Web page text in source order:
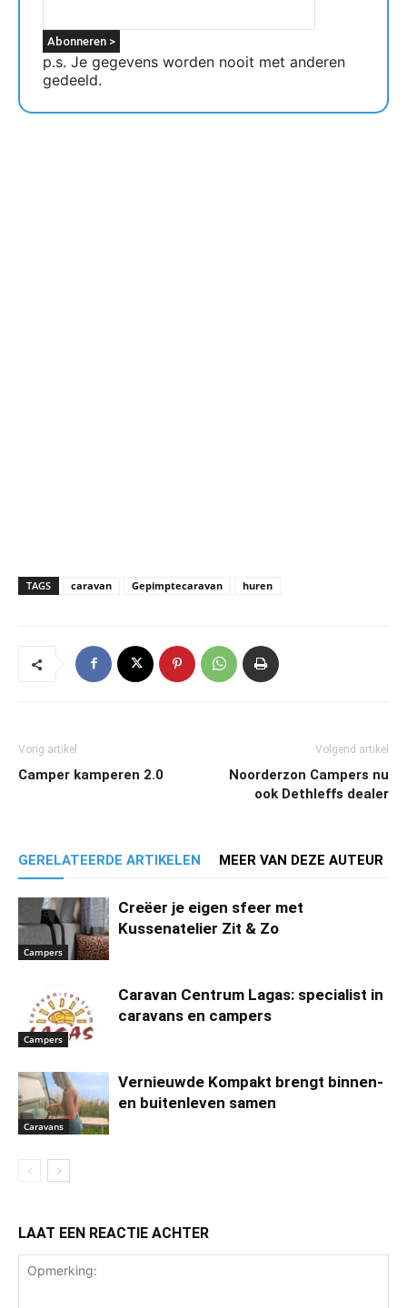
p.s. Je gegevens worden nooit met anderen
gedeeld.
TAGS caravan Gepimptecaravan huren
Vorig artikel
Camper kamperen 2.0
Volgend artikel
Noorderzon Campers nu
ook Dethleffs dealer
GERELATEERDE ARTIKELEN MEER VAN DEZE AUTEUR
Campers
Creëer je eigen sfeer met
Kussenatelier Zit & Zo
Campers
Caravan Centrum Lagas: specialist in
caravans en campers
Caravans
Vernieuwde Kompakt brengt binnen-
en buitenleven samen
LAAT EEN REACTIE ACHTER